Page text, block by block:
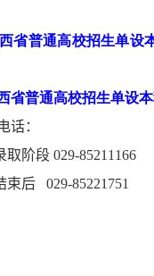
省普通高校招生单设
省普通高校招生单设
话：
段 029-85211166
029-85221751